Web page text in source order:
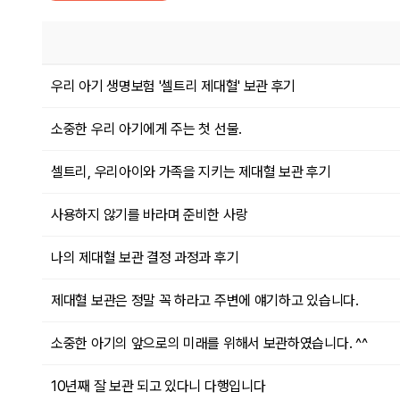
우리 아기 생명보험 '셀트리 제대혈' 보관 후기
소중한 우리 아기에게 주는 첫 선물.
셀트리, 우리아이와 가족을 지키는 제대혈 보관 후기
사용하지 않기를 바라며 준비한 사랑
나의 제대혈 보관 결정 과정과 후기
제대혈 보관은 정말 꼭 하라고 주변에 얘기하고 있습니다.
소중한 아기의 앞으로의 미래를 위해서 보관하였습니다. ^^
10년째 잘 보관 되고 있다니 다행입니다